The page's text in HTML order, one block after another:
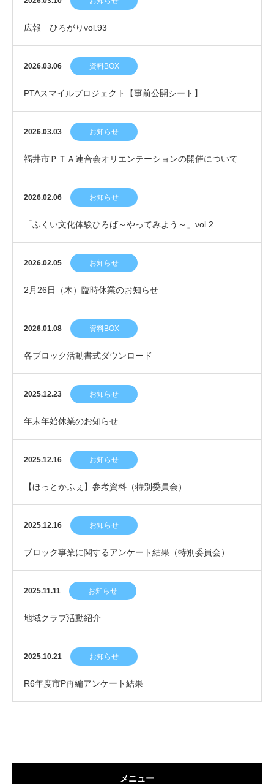
広報 ひろがりvol.93
2026.03.06 資料BOX
PTAスマイルプロジェクト【事前公開シート】
2026.03.03 お知らせ
福井市ＰＴＡ連合会オリエンテーションの開催について
2026.02.06 お知らせ
「ふくい文化体験ひろば～やってみよう～」vol.2
2026.02.05 お知らせ
2月26日（木）臨時休業のお知らせ
2026.01.08 資料BOX
各ブロック活動書式ダウンロード
2025.12.23 お知らせ
年末年始休業のお知らせ
2025.12.16 お知らせ
【ほっとかふぇ】参考資料（特別委員会）
2025.12.16 お知らせ
ブロック事業に関するアンケート結果（特別委員会）
2025.11.11 お知らせ
地域クラブ活動紹介
2025.10.21 お知らせ
R6年度市P再編アンケート結果
メニュー